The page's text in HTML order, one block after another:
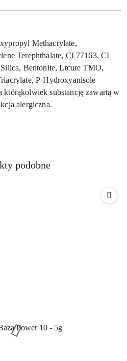
Methacrylate,
Terephthalate, CI 77163, CI
Bentonite, Ltcure TMO,
P-Hydroxyanisole
substancję zawartą w
alergiczna.
podobne